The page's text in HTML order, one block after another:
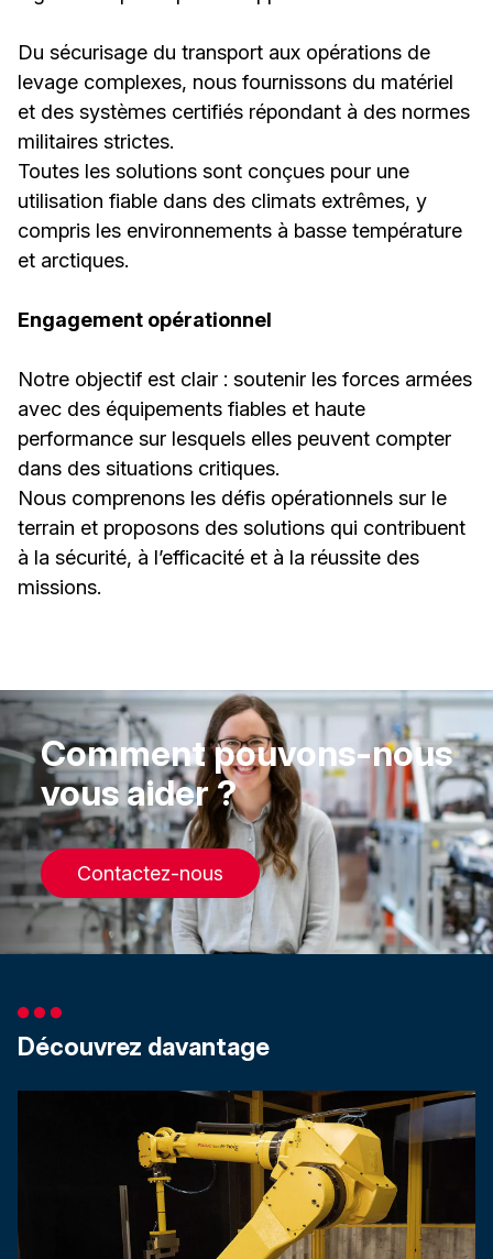
Du sécurisage du transport aux opérations de
levage complexes, nous fournissons du matériel
et des systèmes certifiés répondant à des normes
militaires strictes.
Toutes les solutions sont conçues pour une
utilisation fiable dans des climats extrêmes, y
compris les environnements à basse température
et arctiques.
Engagement opérationnel
Notre objectif est clair : soutenir les forces armées
avec des équipements fiables et haute
performance sur lesquels elles peuvent compter
dans des situations critiques.
Nous comprenons les défis opérationnels sur le
terrain et proposons des solutions qui contribuent
à la sécurité, à l’efficacité et à la réussite des
missions.
Comment pouvons-nous
vous aider ?
Contactez-nous
Découvrez davantage